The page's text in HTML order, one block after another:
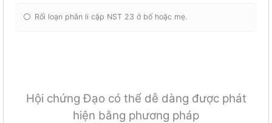
Rối loạn phân li cặp NST 23 ở bố hoặc mẹ.
Hội chứng Đạo có thể dễ dàng được phát
hiện bằng phương pháp